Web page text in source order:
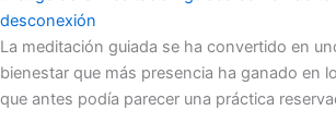
desconexión
La meditación guiada se ha convertido en
bienestar que más presencia ha ganado en
que antes podía parecer una práctica